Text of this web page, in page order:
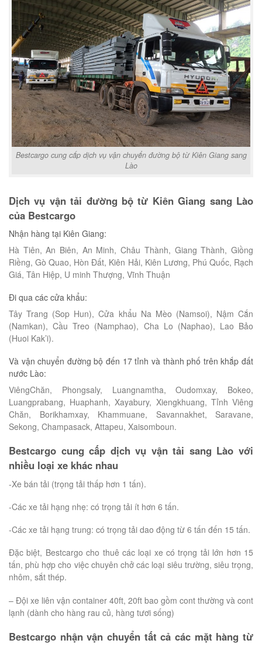
Bestcargo cung cấp dịch vụ vận chuyển đường bộ từ Kiên Giang sang
Lào
Dịch vụ vận tải đường bộ từ Kiên Giang sang Lào
của Bestcargo
Nhận hàng tại Kiên Giang:
Hà Tiên, An Biên, An Minh, Châu Thành, Giang Thành, Giồng
Riềng, Gò Quao, Hòn Đất, Kiên Hải, Kiên Lương, Phú Quốc, Rạch
Giá, Tân Hiệp, U minh Thượng, Vĩnh Thuận
Đi qua các cửa khẩu:
Tây Trang (Sop Hun), Cửa khẩu Na Mèo (Namsoi), Nậm Cắn
(Namkan), Cầu Treo (Namphao), Cha Lo (Naphao), Lao Bảo
(Huoi Kak’i).
Và vận chuyển đường bộ đến 17 tỉnh và thành phố trên khắp đất
nước Lào:
ViêngChăn, Phongsaly, Luangnamtha, Oudomxay, Bokeo,
Luangprabang, Huaphanh, Xayabury, Xiengkhuang, Tỉnh Viêng
Chăn, Borikhamxay, Khammuane, Savannakhet, Saravane,
Sekong, Champasack, Attapeu, Xaisomboun.
Bestcargo cung cấp dịch vụ vận tải sang Lào với
nhiều loại xe khác nhau
-Xe bán tải (trọng tải thấp hơn 1 tấn).
-Các xe tải hạng nhẹ: có trọng tải ít hơn 6 tấn.
-Các xe tải hạng trung: có trọng tải dao động từ 6 tấn đến 15 tấn.
Đặc biệt, Bestcargo cho thuê các loại xe có trọng tải lớn hơn 15
tấn, phù hợp cho việc chuyên chở các loại siêu trường, siêu trọng,
nhôm, sắt thép.
– Đội xe liên vận container 40ft, 20ft bao gồm cont thường và cont
lạnh (dành cho hàng rau củ, hàng tươi sống)
Bestcargo nhận vận chuyển tất cả các mặt hàng từ